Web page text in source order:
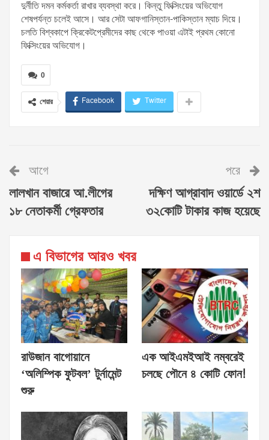
দুর্নীতি দমন কর্মকর্তা রাখার ব্যবস্থা করে। কিন্তু ফিক্সিংয়ের অভিযোগ
শেষপর্যন্ত চলেই আসে। আর সেটা আফগানিস্তান-পাকিস্তান ম্যাচ দিয়ে।
চলতি বিশ্বকাপে ক্রিকেটপ্রেমীদের কাছ থেকে পাওয়া এটাই প্রথম কোনো
ফিক্সিংয়ের অভিযোগ।
0
শেয়ার Facebook Twitter
আগে
লালখান বাজারে আ.লীগের
১৮ নেতাকর্মী গ্রেফতার
পরে
দক্ষিণ আগ্রাবাদ ওয়ার্ডে ২শ
৩২কোটি টাকার কাজ হয়েছে
এ বিভাগের আরও খবর
রাউজান বাগোয়ানে
‘অলিম্পিক ফুটবল’ টুর্নামেন্ট
শুরু
এক আইএমইআই নম্বরেই
চলছে পৌনে ৪ কোটি ফোন!